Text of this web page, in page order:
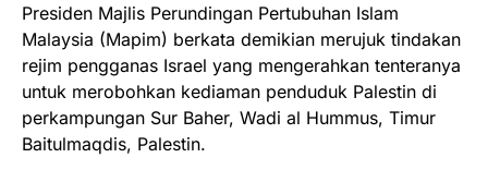
Presiden Majlis Perundingan Pertubuhan Islam
Malaysia (Mapim) berkata demikian merujuk tindakan
rejim pengganas Israel yang mengerahkan tenteranya
untuk merobohkan kediaman penduduk Palestin di
perkampungan Sur Baher, Wadi al Hummus, Timur
Baitulmaqdis, Palestin.